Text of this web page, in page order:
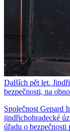
Dalších pět let.
bezpečnosti, na
Společnost Gepard
jindřichohradecké
úřadu o bezpečnosti